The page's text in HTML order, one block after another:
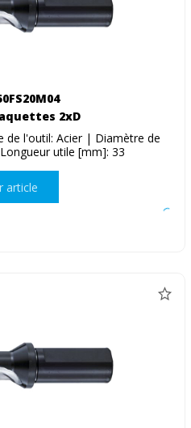
2xD
de l'outil: Acier | Diamètre de
utile [mm]: 33
article